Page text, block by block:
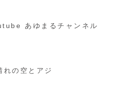
あゆまるチャンネル
れの空とアジ